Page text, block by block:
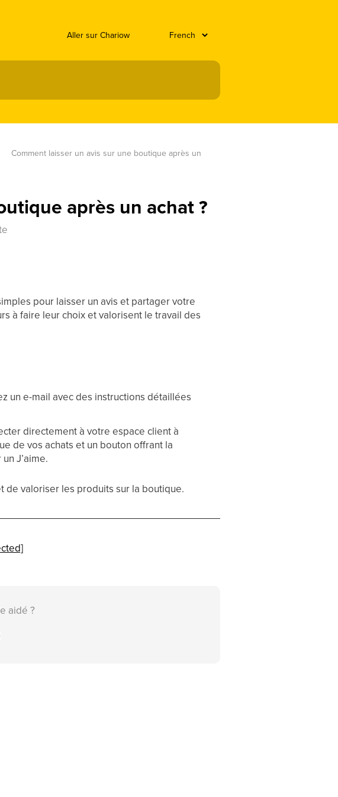
Aller sur Chariow
Comment laisser un avis sur une boutique après un
après un achat ?
pour laisser un avis et partager votre
à faire leur choix et valorisent le travail des
un e-mail avec des instructions détaillées
directement à votre espace client à
de vos achats et un bouton offrant la
J’aime.
de valoriser les produits sur la boutique.
aidé ?